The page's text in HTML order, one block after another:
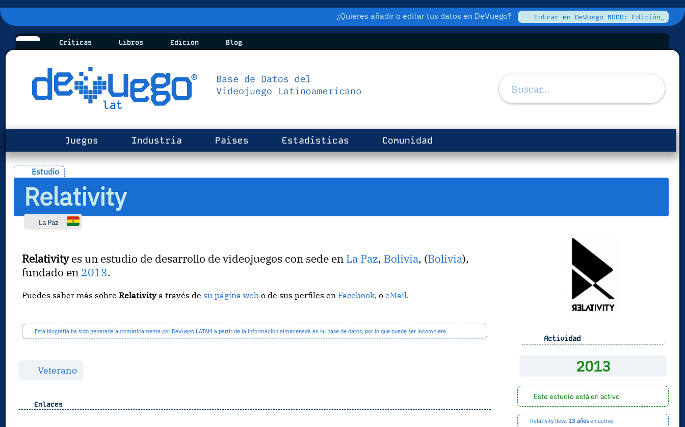
¿Quieres añadir o editar tus datos en DeVuego? Entrar en DeVuego MODO: Edición_
Críticas Libros Edición Blog
Juegos Industria Paises Estadísticas Comunidad
Estudio
Relativity
La Paz
Relativityes un estudio de desarrollo de videojuegos con sede en La Paz, Bolivia, (Bolivia),
fundado en 2013.
Puedes saber más sobreRelativitya través de su página web o de sus perfiles enFacebook, oeMail.
Esta biografía ha sido generada automáticamente por DeVuego LATAM a partir de la información almacenada en su base de datos, por lo que puede ser incompleta.
Veterano
Enlaces
Actividad
2013
Este estudio está en activo
Relativity lleva 13 añosen activo